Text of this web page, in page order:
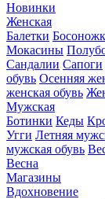
Новинки
Женская
Балетки
Мокасины
Сандалии Сапоги
обувь Осенняя
женская обувь
Мужская
Ботинки Кеды
Угги Летняя
мужская обувь
Весна
Магазины
Вдохновение